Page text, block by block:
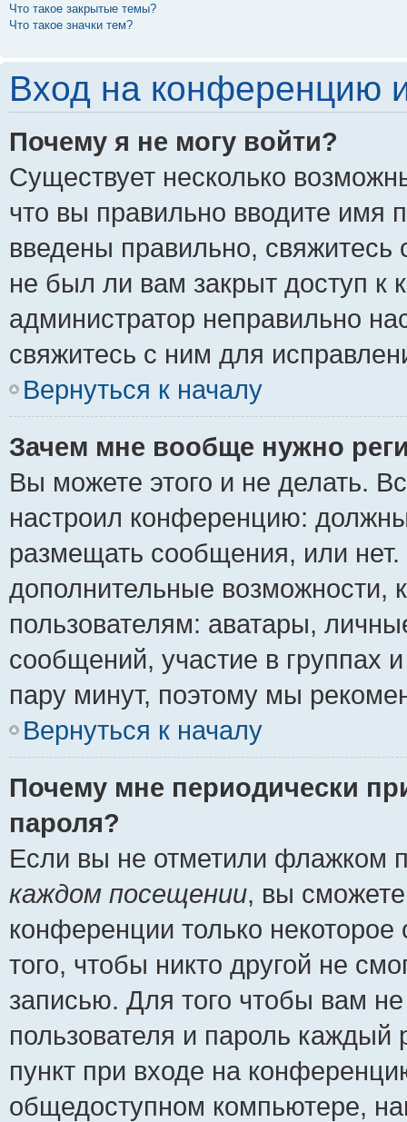
Что такое закрытые темы?
Что такое значки тем?
Вход на конференцию
Почему я не могу войти?
Существует несколько
что вы правильно вводите имя
введены правильно,
не был ли вам закрыт доступ к
администратор неправильно
свяжитесь с ним для
Вернуться к началу
Зачем мне вообще нужно
Вы можете этого и не делать.
настроил конференцию:
размещать сообщения, или
дополнительные
пользователям: аватары,
сообщений, участие в группах
пару минут, поэтому мы
Вернуться к началу
Почему мне периодически
пароля?
Если вы не отметили флажком
каждом посещении, вы
конференции только
того, чтобы никто другой не
записью. Для того чтобы вам
пользователя и пароль
пункт при входе на
общедоступном компьютере,